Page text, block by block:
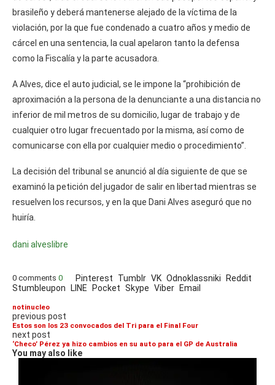
brasileño y deberá mantenerse alejado de la víctima de la
violación, por la que fue condenado a cuatro años y medio de
cárcel en una sentencia, la cual apelaron tanto la defensa
como la Fiscalía y la parte acusadora.
A Alves, dice el auto judicial, se le impone la “prohibición de
aproximación a la persona de la denunciante a una distancia no
inferior de mil metros de su domicilio, lugar de trabajo y de
cualquier otro lugar frecuentado por la misma, así como de
comunicarse con ella por cualquier medio o procedimiento”.
La decisión del tribunal se anunció al día siguiente de que se
examinó la petición del jugador de salir en libertad mientras se
resuelven los recursos, y en la que Dani Alves aseguró que no
huiría.
dani alveslibre
0 comments 0 Pinterest Tumblr VK Odnoklassniki Reddit
Stumbleupon LINE Pocket Skype Viber Email
notinucleo
previous post
Estos son los 23 convocados del Tri para el Final Four
next post
‘Checo’ Pérez ya hizo cambios en su auto para el GP de Australia
You may also like